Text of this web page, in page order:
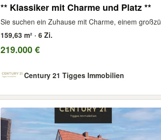
** Klassiker mit Charme und Platz **
Sie suchen ein Zuhause mit Charme, einem
159,63 m² · 6 Zi.
219.000 €
Century 21 Tigges Immobilien